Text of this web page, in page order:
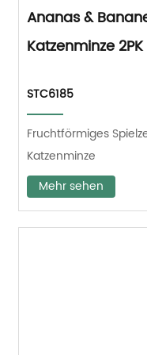
Ananas &
Katzenminze 2PK
STC6185
Fruchtförmiges
Katzenminze
Mehr sehen